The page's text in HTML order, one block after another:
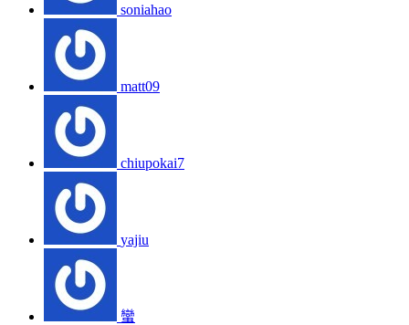
soniahao
matt09
chiupokai7
yajiu
蠻